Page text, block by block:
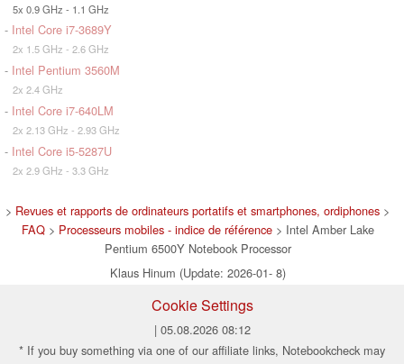
5x 0.9 GHz - 1.1 GHz
- Intel Core i7-3689Y
2x 1.5 GHz - 2.6 GHz
- Intel Pentium 3560M
2x 2.4 GHz
- Intel Core i7-640LM
2x 2.13 GHz - 2.93 GHz
- Intel Core i5-5287U
2x 2.9 GHz - 3.3 GHz
> Revues et rapports de ordinateurs portatifs et smartphones, ordiphones >
FAQ> Processeurs mobiles - indice de référence> Intel Amber Lake
Pentium 6500Y Notebook Processor
Klaus Hinum (Update: 2026-01- 8)
Cookie Settings
| 05.08.2026 08:12
* If you buy something via one of our affiliate links, Notebookcheck may